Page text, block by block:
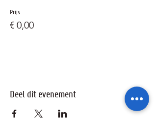
Prijs
€ 0,00
Deel dit evenement